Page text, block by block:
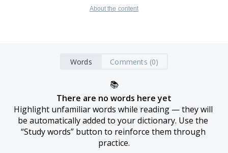
About the content
Words Comments (0)
📚
There are no words here yet
Highlight unfamiliar words while reading — they will
be automatically added to your dictionary. Use the
“Study words” button to reinforce them through
practice.